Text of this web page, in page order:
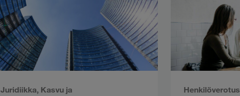
Juridiikka, Kasvu ja
Henkilöverotus